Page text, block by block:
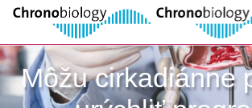
Môžu cirkadiánne